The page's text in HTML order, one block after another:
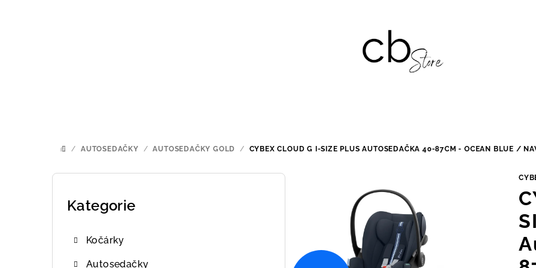
DOMŮ
/ AUTOSEDAČKY / AUTOSEDAČKY GOLD / CYBEX CLOUD G I-SIZE PLUS AUTOSEDAČKA 40-87CM - OCEAN BLUE /
P
Přeskočit
Kategorie
Kočárky
Autosedačky